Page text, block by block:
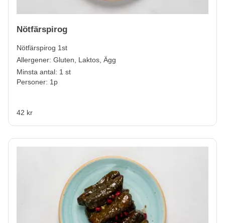
Nötfärspirog
Nötfärspirog 1st
Allergener: Gluten, Laktos, Ägg
Minsta antal: 1 st
Personer: 1p
42 kr